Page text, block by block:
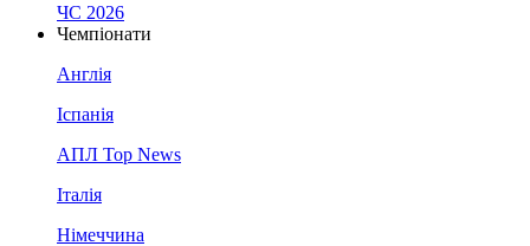
ЧС 2026
Чемпіонати
Англія
Іспанія
АПЛ Top News
Італія
Німеччина